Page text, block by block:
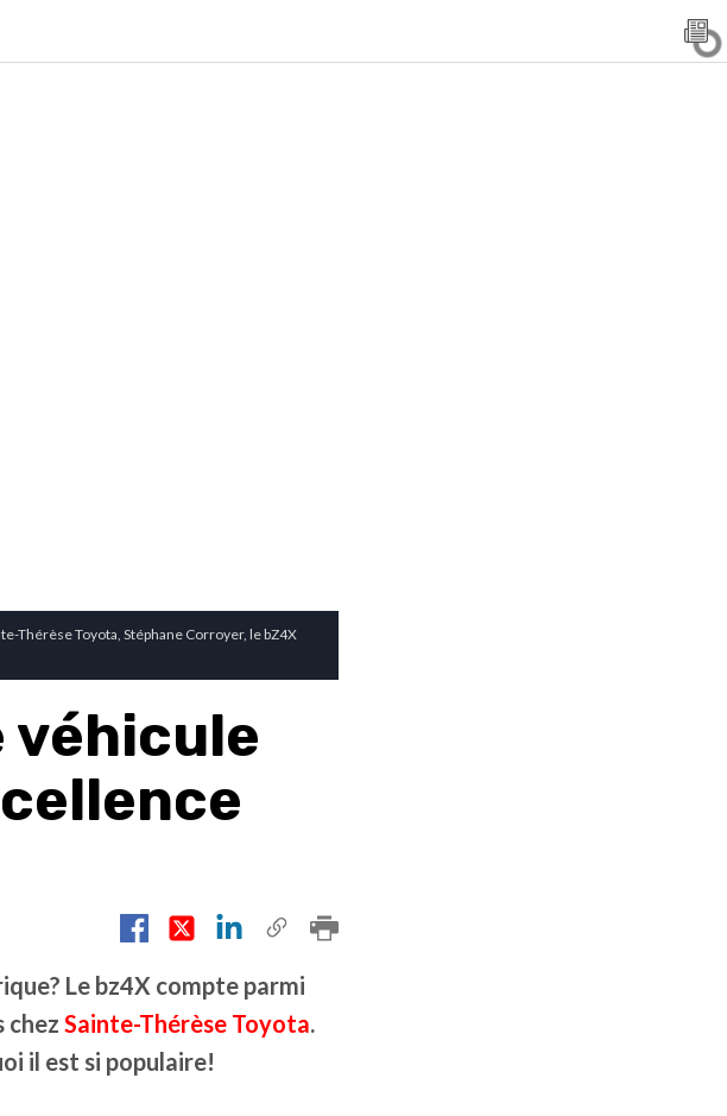
Thérèse Toyota, Stéphane Corroyer, le bZ4X
véhicule
Le bz4X compte parmi
chez Sainte-Thérèse Toyota.
il est si populaire!